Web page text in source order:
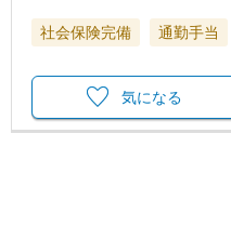
社会保険完備 通勤手当
気になる